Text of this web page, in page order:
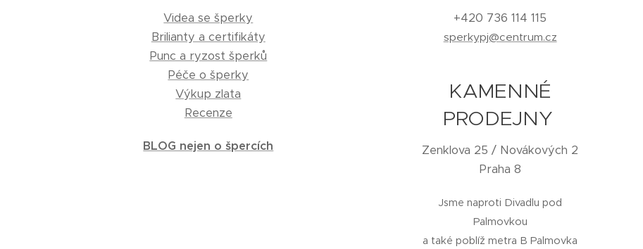
Videa se šperky
Brilianty a certifikáty
Punc a ryzost šperků
Péče o šperky
Výkup zlata
Recenze
BLOG nejen o špercích
+420 736 114 115
sperkypj@centrum.cz
KAMENNÉ
PRODEJNY
Zenklova 25 / Novákových 2
Praha 8
Jsme naproti Divadlu pod
Palmovkou
a také poblíž metra B Palmovka